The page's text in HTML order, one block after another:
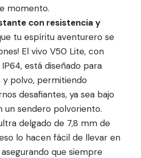
momento.
con resistencia y
tu espíritu aventurero se
El vivo V50 Lite, con
está diseñado para
y polvo, permitiendo
desafiantes, ya sea bajo
un sendero polvoriento.
delgado de 7,8 mm de
lo hacen fácil de llevar en
que siempre